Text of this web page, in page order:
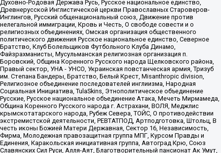
Духовно-Родовая Держава Русь, Русское национальное единство,
Древнерусской Инглистической церкви Православных Староверов-
Инглингов, Русский общенациональный союз, Движение против
нелегальной иммиграции, Кровь и Честь, О свободе совести и о
религиозных объединениях, Омская организация общественного
политического движения Русское национальное единство, Северное
Братство, Клуб Болельщиков Футбольного Клуба Динамо,
Файзрахманисты, Мусульманская религиозная организация п.
Боровский, Община Коренного Русского народа Щелковского района,
Правый сектор, УНА - УНСО, Украинская повстанческая армия, Тризуб
им. Степана Бандеры, Братство, Белый Крест, Misanthropic division,
Религиозное объединение последователей инглиизма, Народная
Социальная Инициатива, TulaSkins, Этнополитическое объединение
Русские, Русское национальное объединение Атака, Мечеть Мирмамеда,
Община Коренного Русского народа г. Астрахани, ВОЛЯ, Меджлис
крымскотатарского народа, Рубеж Севера, ТОЙС, О противодействии
экстремистской деятельности, РЕВТАТПОД, Артподготовка, Штольц, В
честь иконы Божией Матери Державная, Сектор 16, Независимость,
Фирма, Молодежная правозащитная группа МПГ, Курсом Правды и
Единения, Каракольская инициативная группа, Автоград Крю, Союз
Славянских Сил Руси, Алля-Аят, Благотворительный пансионат Ак Умут,